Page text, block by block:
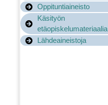
Oppituntiaineisto
Käsityön
etäopiskelumateriaalia
Lähdeaineistoja